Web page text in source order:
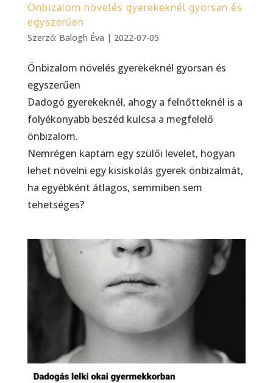
Önbizalom növelés gyerekeknél gyorsan és
egyszerűen
Szerző: Balogh Éva | 2022-07-05
Önbizalom növelés gyerekeknél gyorsan és
egyszerűen
Dadogó gyerekeknél, ahogy a felnőtteknél is a
folyékonyabb beszéd kulcsa a megfelelő
önbizalom.
Nemrégen kaptam egy szülői levelet, hogyan
lehet növelni egy kisiskolás gyerek önbizalmát,
ha egyébként átlagos, semmiben sem
tehetséges?